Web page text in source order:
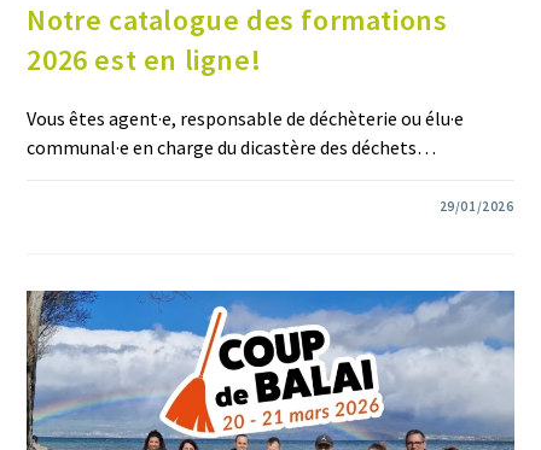
Notre catalogue des formations
2026 est en ligne!
Vous êtes agent·e, responsable de déchèterie ou élu·e
communal·e en charge du dicastère des déchets…
29/01/2026